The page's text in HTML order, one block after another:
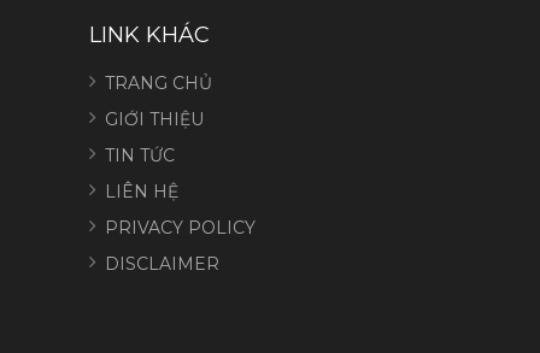
LINK KHÁC
TRANG CHỦ
GIỚI THIỆU
TIN TỨC
LIÊN HỆ
PRIVACY POLICY
DISCLAIMER